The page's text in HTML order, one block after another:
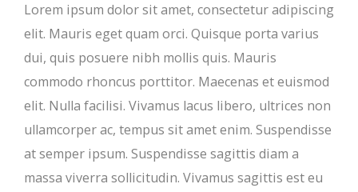
Lorem ipsum dolor sit amet, consectetur adipiscing
elit. Mauris eget quam orci. Quisque porta varius
dui, quis posuere nibh mollis quis. Mauris
commodo rhoncus porttitor. Maecenas et euismod
elit. Nulla facilisi. Vivamus lacus libero, ultrices non
ullamcorper ac, tempus sit amet enim. Suspendisse
at semper ipsum. Suspendisse sagittis diam a
massa viverra sollicitudin. Vivamus sagittis est eu